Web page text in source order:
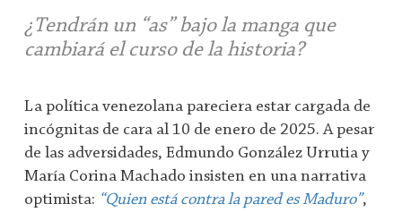
¿Tendrán un “as” bajo la manga que
cambiará el curso de la historia?
La política venezolana pareciera estar cargada de
incógnitas de cara al 10 de enero de 2025. A pesar
de las adversidades, Edmundo González Urrutia y
María Corina Machado insisten en una narrativa
optimista: “Quien está contra la pared es Maduro”,